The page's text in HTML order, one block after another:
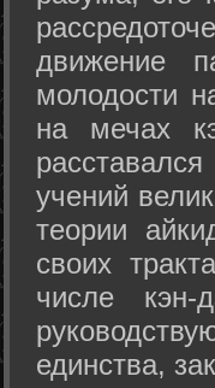
движение
молодости
на мечах
учений
теории
своих
числе
единства,